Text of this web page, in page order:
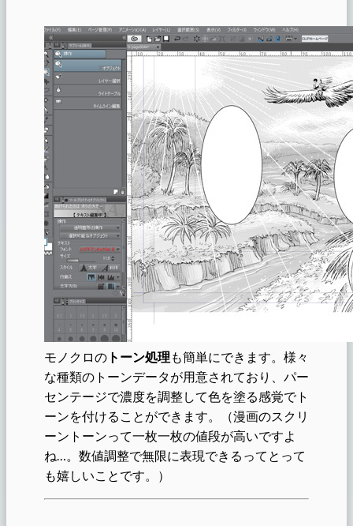
モノクロの トーン処理 も簡単にできます。様々
な種類のトーンデータが用意されており、パー
センテージで濃度を調整して色を塗る感覚でト
ーンを付けることができます。（漫画のスクリ
ーントーンって一枚一枚の値段が高いですよ
ね…。数値調整で無限に表現できるってとって
も嬉しいことです。）